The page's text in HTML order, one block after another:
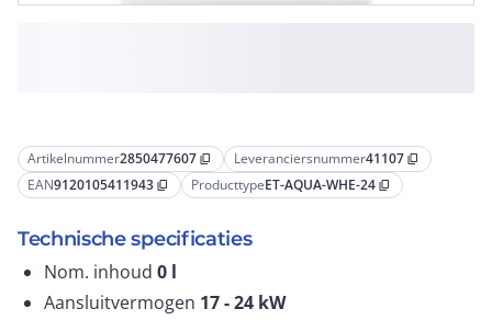
Artikelnummer2850477607 content_copy Leveranciersnummer41107 content_copy
EAN9120105411943 content_copy ProducttypeET-AQUA-WHE-24 content_copy
Technische specificaties
Nom. inhoud 0 l
Aansluitvermogen 17 - 24 kW